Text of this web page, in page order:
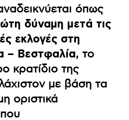
όπως
δύναμη μετά τις
εκλογές στη
– Βεστφαλία, το
κρατίδιο της
με βάση τα
οριστικά